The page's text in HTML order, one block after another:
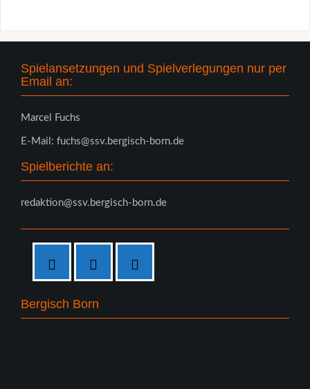
Spielansetzungen und Spielverlegungen nur per
Email an:
Marcel Fuchs
E-Mail: fuchs@ssv.bergisch-born.de
Spielberichte an:
redaktion@ssv.bergisch-born.de
Bergisch Born